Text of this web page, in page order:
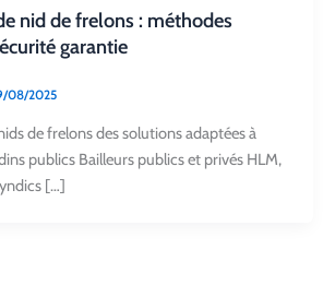
nid de frelons : méthodes
garantie
08/2025
de frelons des solutions adaptées à
publics Bailleurs publics et privés HLM,
[…]